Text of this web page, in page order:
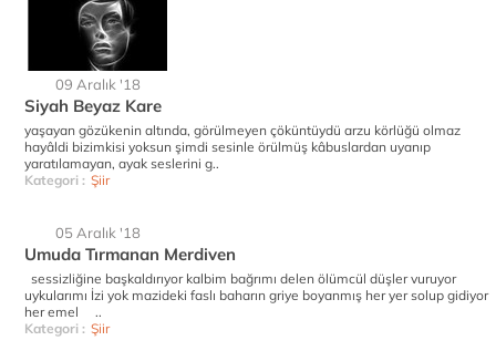
09 Aralık '18
Siyah Beyaz Kare
yaşayan gözükenin altında, görülmeyen çöküntüydü arzu körlüğü olmaz
hayâldi bizimkisi yoksun şimdi sesinle örülmüş kâbuslardan uyanıp
yaratılamayan, ayak seslerini g..
Kategori : Şiir
05 Aralık '18
Umuda Tırmanan Merdiven
sessizliğine başkaldırıyor kalbim bağrımı delen ölümcül düşler vuruyor
uykularımı İzi yok mazideki faslı baharın griye boyanmış her yer solup gidiyor
her emel ..
Kategori : Şiir